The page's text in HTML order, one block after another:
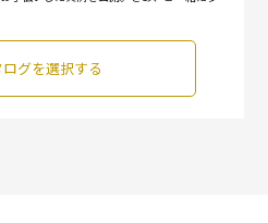
グを選択する